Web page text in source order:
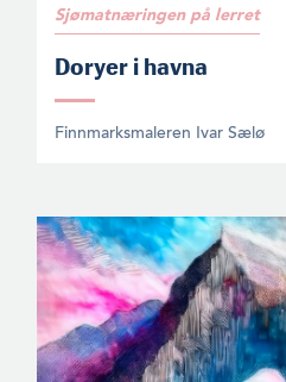
Sjømatnæringen på lerret
Doryer i havna
Finnmarksmaleren Ivar Sælø